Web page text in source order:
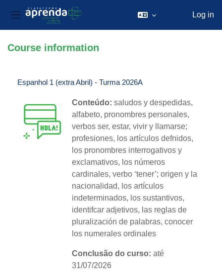
Side panel
Log in
Course information
Espanhol 1 (extra Abril) - Turma 2026A
Conteúdo: saludos y despedidas,
alfabeto, pronombres personales,
verbos ser, estar, vivir y llamarse;
profesiones, los artículos defnidos,
los pronombres interrogativos y
exclamativos, los números
cardinales, verbo ‘tener’; origen y la
nacionalidad, los artículos
indeterminados, los sustantivos,
identifcar adjetivos, las reglas de
pluralización de palabras, conocer
los numerales ordinales
Conclusão do curso: até
31/07/2026